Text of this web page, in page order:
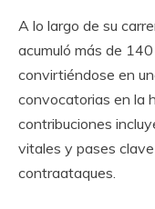
A lo largo de su
acumuló más de
convirtiéndose en
convocatorias en la
contribuciones
vitales y pases
contraataques.